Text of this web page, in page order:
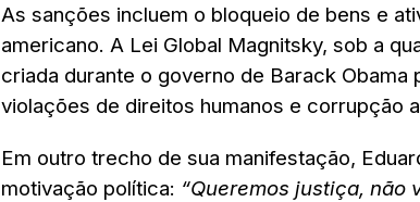
As sanções incluem o bloqueio de bens e
americano. A Lei Global Magnitsky, sob a
criada durante o governo de Barack Obama
violações de direitos humanos e corrupção
Em outro trecho de sua manifestação,
motivação política: “Queremos justiça, não